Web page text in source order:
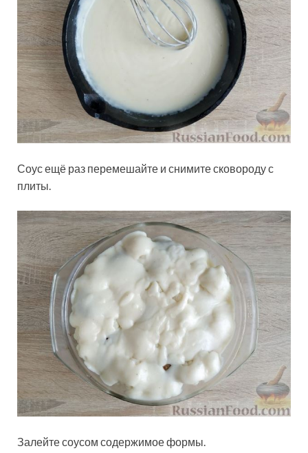
Соус ещё раз перемешайте и снимите сковороду с
плиты.
Залейте соусом содержимое формы.